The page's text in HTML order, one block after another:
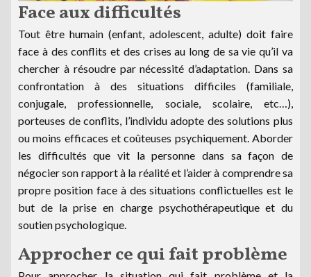
Face aux difficultés
Tout être humain (enfant, adolescent, adulte) doit faire
face à des conflits et des crises au long de sa vie qu’il va
chercher à résoudre par nécessité d’adaptation. Dans sa
confrontation à des situations difficiles (familiale,
conjugale, professionnelle, sociale, scolaire, etc…),
porteuses de conflits, l’individu adopte des solutions plus
ou moins efficaces et coûteuses psychiquement. Aborder
les difficultés que vit la personne dans sa façon de
négocier son rapport à la réalité et l’aider à comprendre sa
propre position face à des situations conflictuelles est le
but de la prise en charge psychothérapeutique et du
soutien psychologique.
Approcher ce qui fait problème